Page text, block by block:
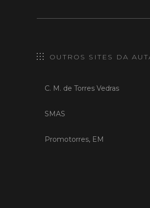
OUTROS SITES DA
C. M. de Torres Vedras
SMAS
Promotorres, EM